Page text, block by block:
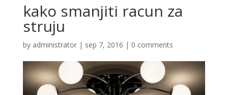
kako smanjiti racun za
struju
by administrator| sep 7, 2016 | 0 comments